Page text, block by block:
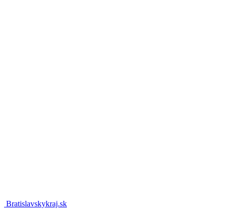
Bratislavskykraj.sk